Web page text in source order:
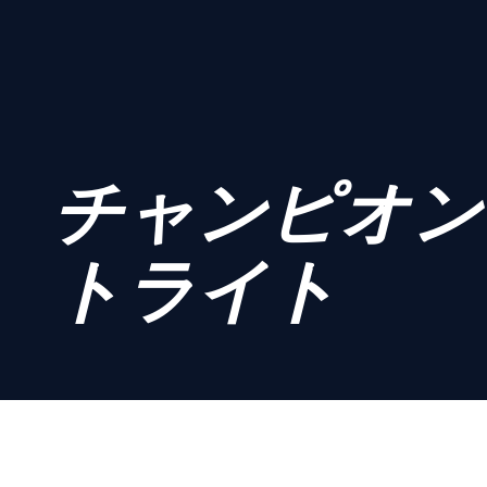
チャンピオ
トライト